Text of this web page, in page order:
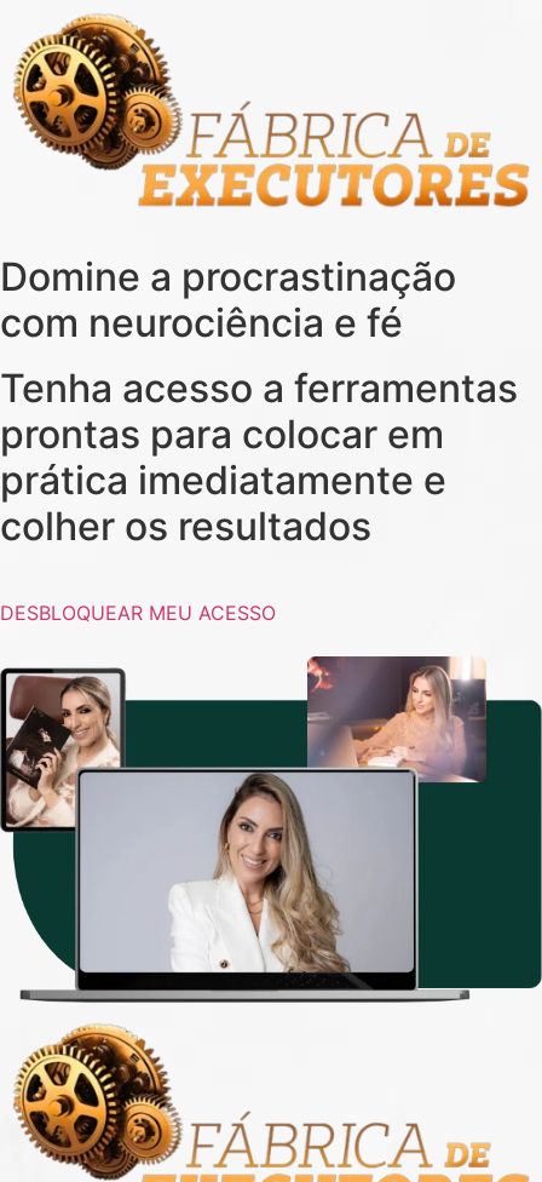
Domine a procrastinação
com neurociência e fé
Tenha acesso a ferramentas
prontas para colocar em
prática imediatamente e
colher os resultados
DESBLOQUEAR MEU ACESSO